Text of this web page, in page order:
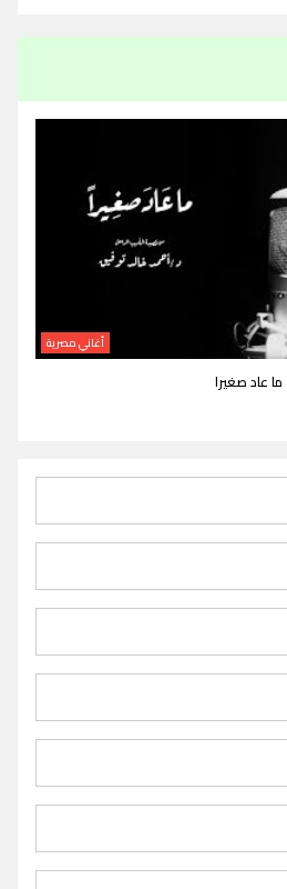
أغاني مصرية
ما عاد صغيرا